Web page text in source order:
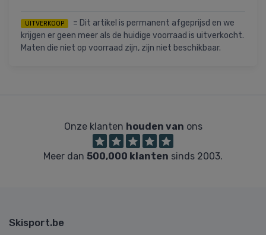
UITVERKOOP
= Dit artikel is permanent afgeprijsd en we
krijgen er geen meer als de huidige voorraad is uitverkocht.
Maten die niet op voorraad zijn, zijn niet beschikbaar.
Onze klanten houden van ons
Meer dan 500,000 klanten sinds 2003.
Skisport.be